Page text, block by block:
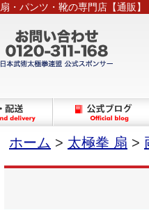
・パンツ・靴の専門店【通販】
ホーム > 太極拳 扇 >